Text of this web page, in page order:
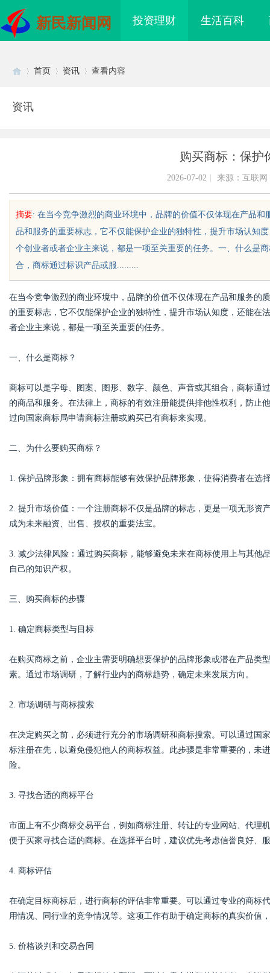
新民新闻网 投资理财 生活百科
uz
Bo
d
首页 资讯 查看内容
资讯
购买商标：保护
2026-07-02 来源：互联网
摘要: 在当今竞争激烈的商业环境中，品牌的价值不仅体现在产品
品和服务的重要标志，它不仅能保护企业的独特性，提升市场认知
个创业者或者企业主来说，都是一项至关重要的任务。一、什么是
合，商标通过标识产品或服.........
在当今竞争激烈的商业环境中，品牌的价值不仅体现在产品和服务的
的重要标志，它不仅能保护企业的独特性，提升市场认知度，还能在
者企业主来说，都是一项至关重要的任务。
一、什么是商标？
商标可以是字母、图案、图形、数字、颜色、声音或其组合，商标通
的商品和服务。在法律上，商标的有效注册能提供排他性权利，防止
过向国家商标局申请商标注册或购买已有商标来实现。
二、为什么要购买商标？
1. 保护品牌形象：拥有商标能够有效保护品牌形象，使得消费者在选
2. 提升市场价值：一个注册商标不仅是品牌的标志，更是一项无形
成为未来融资、出售、授权的重要法宝。
3. 减少法律风险：通过购买商标，能够避免未来在商标使用上与其
自己的知识产权。
三、购买商标的步骤
1. 确定商标类型与目标
在购买商标之前，企业主需要明确想要保护的品牌形象或潜在产品类
素。通过市场调研，了解行业内的商标趋势，确定未来发展方向。
2. 市场调研与商标搜索
在决定购买之前，必须进行充分的市场调研和商标搜索。可以通过国
标注册在先，以避免侵犯他人的商标权益。此步骤是非常重要的，未
险。
3. 寻找合适的商标平台
市面上有不少商标交易平台，例如商标注册、转让的专业网站、代理
便于买家寻找合适的商标。在选择平台时，建议优先考虑信誉良好、
4. 商标评估
在确定目标商标后，进行商标的评估非常重要。可以通过专业的商标
用情况、同行业的竞争情况等。这项工作有助于确定商标的真实价值
5. 价格谈判和交易合同
完美生活的必备品
新之路